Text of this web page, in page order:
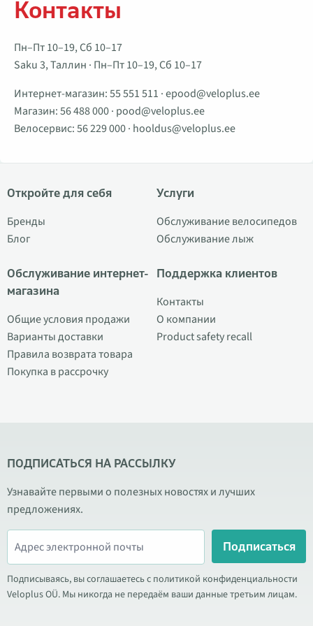
Контакты
Пн–Пт 10–19, Сб 10–17
Saku 3, Таллин · Пн–Пт 10–19, Сб 10–17
Интернет-магазин:55 551 511 ·epood@veloplus.ee
Магазин:56 488 000· pood@veloplus.ee
Велосервис:56 229 000· hooldus@veloplus.ee
Откройте для себя
Бренды
Блог
Обслуживание интернет-
магазина
Общие условия продажи
Варианты доставки
Правила возврата товара
Покупка в рассрочку
Услуги
Обслуживание велосипедов
Обслуживание лыж
Поддержка клиентов
Контакты
О компании
Product safety recall
ПОДПИСАТЬСЯ НА РАССЫЛКУ
Узнавайте первыми о полезных новостях и лучших
предложениях.
Подписаться
Подписываясь, вы соглашаетесь с политикой конфиденциальности
Veloplus OÜ. Мы никогда не передаём ваши данные третьим лицам.